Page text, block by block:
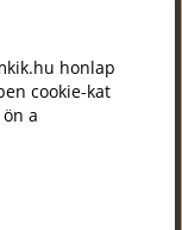
honlap
cookie-kat
a